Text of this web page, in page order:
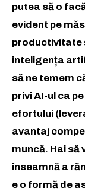
putea să o
evident pe
productivitate
inteligența
să ne temem
privi AI-ul ca
efortului
avantaj
muncă. Hai să
înseamnă a
e o formă de